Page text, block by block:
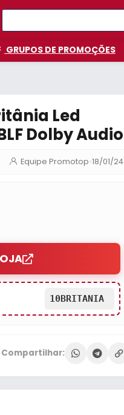
GRUPOS DE PROMOÇÕES
Led
Dolby Audio
Equipe Promotop•18/01/24
10BRITANIA
Compartilhar: